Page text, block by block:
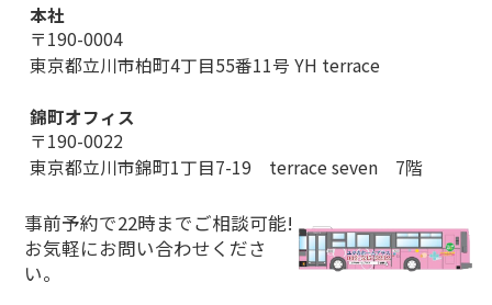
本社
〒190-0004
東京都立川市柏町4丁目55番11号 YH terrace
錦町オフィス
〒190-0022
東京都立川市錦町1丁目7-19 terrace seven 7階
事前予約で22時までご相談可能!
お気軽にお問い合わせくださ
い。